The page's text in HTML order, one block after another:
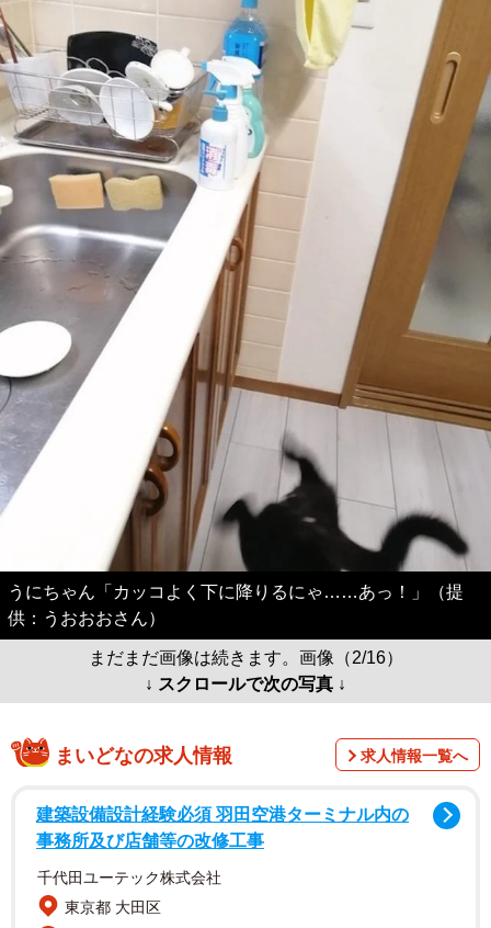
うにちゃん「カッコよく下に降りるにゃ……あっ！」（提
供：うおおおさん）
まだまだ画像は続きます。画像（2/16）
↓ スクロールで次の写真 ↓
まいどなの求人情報 求人情報一覧へ
建築設備設計経験必須 羽田空港ターミナル内の
事務所及び店舗等の改修工事
千代田ユーテック株式会社
東京都 大田区